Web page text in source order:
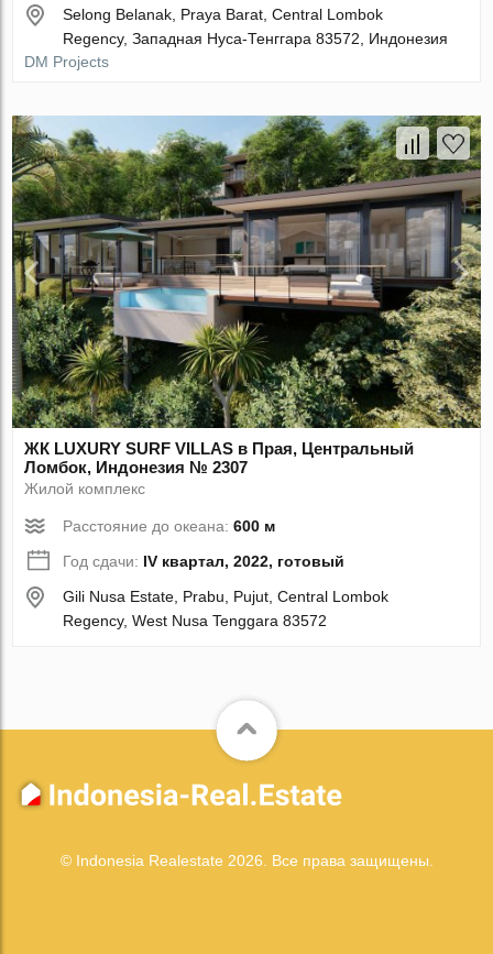
Selong Belanak, Praya Barat, Central Lombok
Regency, Западная Нуса-Тенггара 83572, Индонезия
DM Projects
ЖК LUXURY SURF VILLAS в Прая, Центральный
Ломбок, Индонезия № 2307
Жилой комплекс
Расстояние до океана:600 м
Год сдачи: IV квартал, 2022, готовый
Gili Nusa Estate, Prabu, Pujut, Central Lombok
Regency, West Nusa Tenggara 83572
© Indonesia Realestate 2026. Все права защищены.